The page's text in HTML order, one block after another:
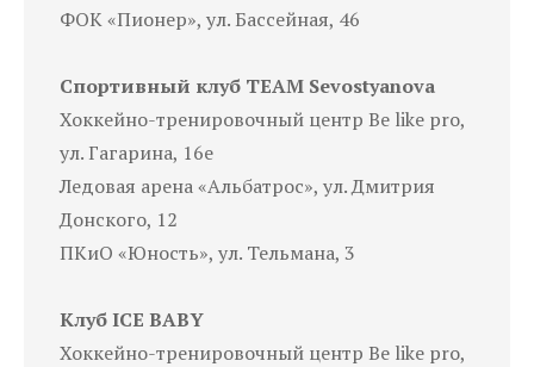
ФОК «Пионер», ул. Бассейная, 46
Спортивный клуб TEAM Sevostyanova
Хоккейно-тренировочный центр Be like pro,
ул. Гагарина, 16е
Ледовая арена «Альбатрос», ул. Дмитрия
Донского, 12
ПКиО «Юность», ул. Тельмана, 3
Клуб ICE BABY
Хоккейно-тренировочный центр Be like pro,